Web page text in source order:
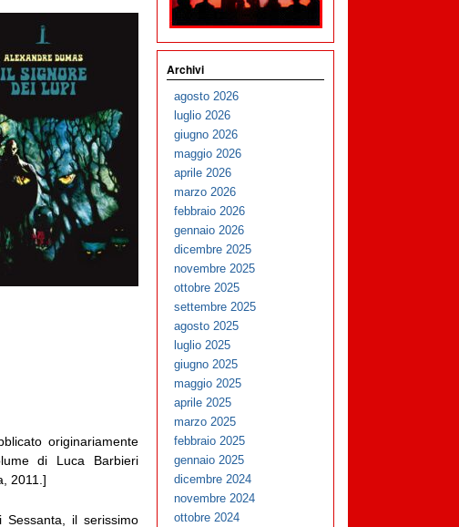
originariamente
di Luca Barbieri
2011.]
il serissimo
Archivi
agosto 2026
luglio 2026
giugno 2026
maggio 2026
aprile 2026
marzo 2026
febbraio 2026
gennaio 2026
dicembre 2025
novembre 2025
ottobre 2025
settembre 2025
agosto 2025
luglio 2025
giugno 2025
maggio 2025
aprile 2025
marzo 2025
febbraio 2025
gennaio 2025
dicembre 2024
novembre 2024
ottobre 2024